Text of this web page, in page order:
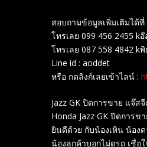
สอบถามข้อมูลเพิ่มเติมได้ที่
โทรเลย 099 456 2455 kอ๊
โทรเลย 087 558 4842 k
Line id : aoddet
หรือ กดลิงก์เลยเข้าไลน์ :
Jazz GK ปิดการขาย แจ๊ส
Honda Jazz GK ปิดการข
ยินดีด้วย กับน้องเหิน น้อง
น้องลูกค้าบอกไม่ดูรถ เชื่อ